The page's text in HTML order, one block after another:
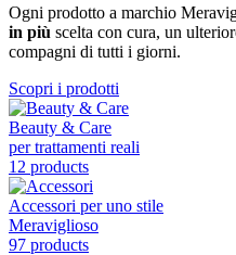
Ogni prodotto a marchio
in più scelta con cura, un
compagni di tutti i giorni.
Scopri i prodotti
Beauty & Care
per trattamenti reali
12 products
Accessori per uno stile
Meraviglioso
97 products